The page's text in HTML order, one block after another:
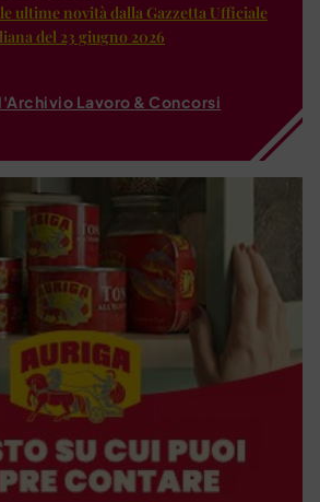
ultime novità dalla Gazzetta Ufficiale
del 23 giugno 2026
Lavoro & Concorsi